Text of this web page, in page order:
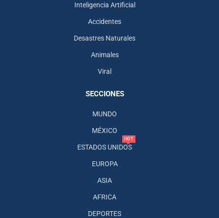
Inteligencia Artificial
Accidentes
Desastres Naturales
Animales
Viral
SECCIONES
MUNDO
MÉXICO
ESTADOS UNIDOS
HOT
EUROPA
ASIA
AFRICA
DEPORTES